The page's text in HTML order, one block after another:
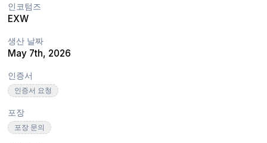
인코텀즈
EXW
생산 날짜
May 7th, 2026
인증서
인증서 요청
포장
포장 문의